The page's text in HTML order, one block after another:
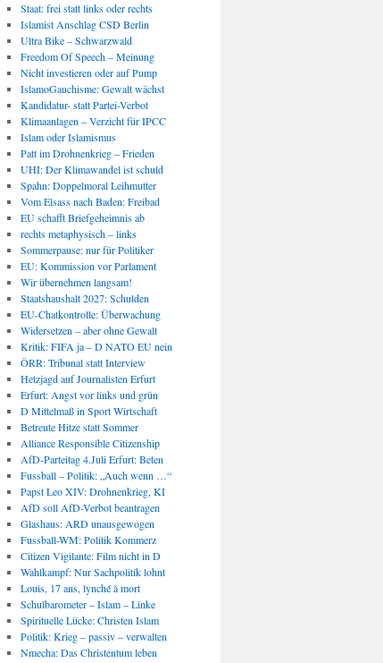
Staat: frei statt links oder rechts
Islamist Anschlag CSD Berlin
Ultra Bike – Schwarzwald
Freedom Of Speech – Meinung
Nicht investieren oder auf Pump
IslamoGauchisme: Gewalt wächst
Kandidatur- statt Partei-Verbot
Klimaanlagen – Verzicht für IPCC
Islam oder Islamismus
Patt im Drohnenkrieg – Frieden
UHI: Der Klimawandel ist schuld
Spahn: Doppelmoral Leihmutter
Vom Elsass nach Baden: Freibad
EU schafft Briefgeheimnis ab
rechts metaphysisch – links
Sommerpause: nur für Politiker
EU: Kommission vor Parlament
Wir übernehmen langsam!
Staatshaushalt 2027: Schulden
EU-Chatkontrolle: Überwachung
Widersetzen – aber ohne Gewalt
Kritik: FIFA ja – D NATO EU nein
ÖRR: Tribunal statt Interview
Hetzjagd auf Journalisten Erfurt
Erfurt: Angst vor links und grün
D Mittelmaß in Sport Wirtschaft
Betreute Hitze statt Sommer
Alliance Responsible Citizenship
AfD-Parteitag 4.Juli Erfurt: Beten
Fussball – Politik: „Auch wenn …“
Papst Leo XIV: Drohnenkrieg, KI
AfD soll AfD-Verbot beantragen
Glashaus: ARD unausgewogen
Fussball-WM: Politik Kommerz
Citizen Vigilante: Film nicht in D
Wahlkampf: Nur Sachpolitik lohnt
Louis, 17 ans, lynché à mort
Schulbarometer – Islam – Linke
Spirituelle Lücke: Christen Islam
Politik: Krieg – passiv – verwalten
Nmecha: Das Christentum leben